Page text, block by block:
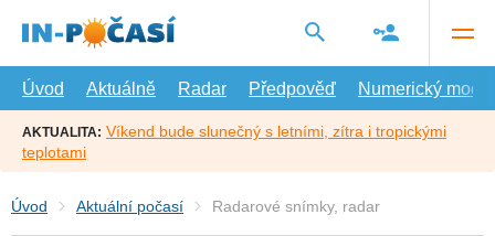
hlavní
Úvod
Aktuálně Radar Předpověď Numerický model
AKTUALITA: Víkend bude slunečný s letními, zítra i tropickými
teplotami
Úvod Aktuální počasí Radarové snímky, radar